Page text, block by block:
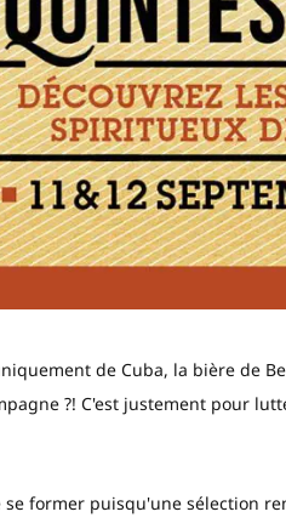
de Cuba, la bière de
?! C'est justement pour
se former puisqu'une sélection